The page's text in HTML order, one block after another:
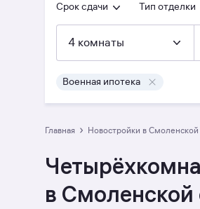
Срок сдачи Тип отделки
4 комнаты
Военная ипотека
Главная › Новостройки в
в Смоленской